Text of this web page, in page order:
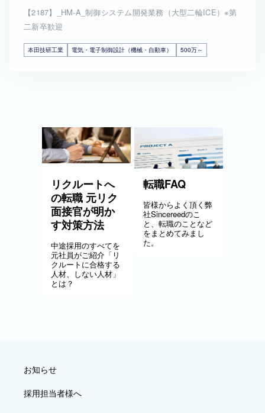
【2187】_HM-A_制御システム開発業務（大型二輪ICE）※第
二新卒歓迎
本田技研工業 電気・電子制御設計（機械・自動車） 500万～
リクルートへ
の転職 元リク
面接官が明か
す対策方法
中途採用のすべてを
元社員がご紹介「リ
クルートに合格する
人材、しない人材」
とは？
転職FAQ
皆様からよく頂く弊
社Sincereedのこ
と、転職のことなど
をまとめてみまし
た。
お知らせ
採用担当者様へ